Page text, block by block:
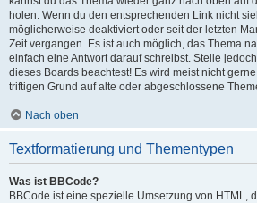
holen. Wenn du den entsprechenden Link nicht
möglicherweise deaktiviert oder seit der letzten
Zeit vergangen. Es ist auch möglich, das Thema
einfach eine Antwort darauf schreibst. Stelle
dieses Boards beachtest! Es wird meist nicht
triftigen Grund auf alte oder abgeschlossene
Nach oben
Textformatierung und Thementypen
Was ist BBCode?
BBCode ist eine spezielle Umsetzung von HTML,